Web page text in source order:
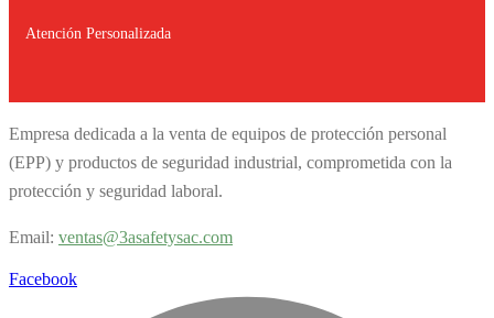
Atención Personalizada
Empresa dedicada a la venta de equipos de protección personal
(EPP) y productos de seguridad industrial, comprometida con la
protección y seguridad laboral.
Email: ventas@3asafetysac.com
Facebook